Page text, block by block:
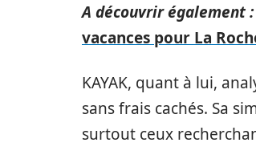
A découvrir également :
vacances pour La
KAYAK, quant à lui,
sans frais cachés. Sa
surtout ceux